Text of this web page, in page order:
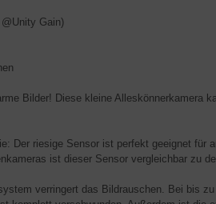
Gain)
Bilder! Diese kleine Alleskönnerkamera
Der riesige Sensor ist perfekt geeignet für
ist dieser Sensor vergleichbar zu
verringert das Bildrauschen. Bei bis